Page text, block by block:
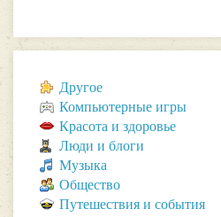
Другое
Компьютерные игры
Красота и здоровье
Люди и блоги
Музыка
Общество
Путешествия и события